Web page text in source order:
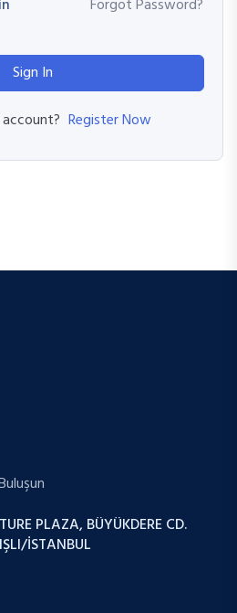
Forgot Password?
Sign In
Register Now
PLAZA, BÜYÜKDERE CD.
İSTANBUL